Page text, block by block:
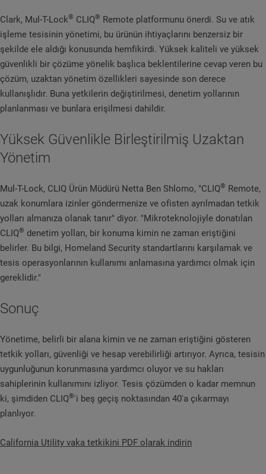
Clark, Mul-T-Lock® CLIQ® Remote platformunu önerdi. Su ve atık
işleme tesisinin yönetimi, bu ürünün ihtiyaçlarını benzersiz bir
şekilde ele aldığı konusunda hemfikirdi. Yüksek kaliteli ve yüksek
güvenlikli bir çözüme yönelik başlıca beklentilerine cevap veren bu
çözüm, uzaktan yönetim özellikleri sayesinde son derece
kullanışlıdır. Buna yetkilerin değiştirilmesi, denetim yollarının
planlanması ve bunlara erişilmesi dahildir.
Yüksek Güvenlikle Birleştirilmiş Uzaktan
Yönetim
Mul-T-Lock, CLIQ Ürün Müdürü Netta Ben Shlomo, "CLIQ® Remote,
uzak konumlara izinler göndermenize ve ofisten ayrılmadan tetkik
yolları almanıza olanak tanır" diyor. "Mikroteknolojiyle donatılan
CLIQ® denetim yolları, bir konuma kimin ne zaman eriştiğini
belirler. Bu bilgi, Homeland Security standartlarını karşılamak ve
tesis operasyonlarının kullanımı anlamasına yardımcı olmak için
gereklidir."
Sonuç
Yönetime, belirli bir alana kimin ve ne zaman eriştiğini gösteren
tetkik yolları, güvenliği ve hesap verebilirliği artırıyor. Ayrıca, tesisin
uygunluğunun korunmasına yardımcı oluyor ve su hakları
sahiplerinin kullanımını izliyor. Tesis çözümden o kadar memnun
ki, şimdiden CLIQ®'i beş geçiş noktasından 40'a çıkarmayı
planlıyor.
California Utility vaka tetkikini PDF olarak indirin